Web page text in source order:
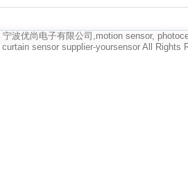
波优尚电子有限公司,motion sensor,
sensor supplier-yoursensor All Rights